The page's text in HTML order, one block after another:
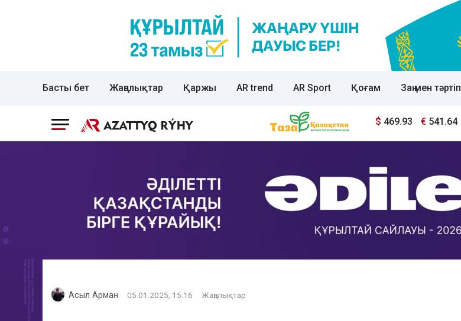
Басты бет Жаңалықтар Қаржы AR trend AR Sport Қоғам Заң мен тәртіп
$ 469.93 € 541.64
Асыл Арман 05.01.2025, 15:16 Жаңалықтар